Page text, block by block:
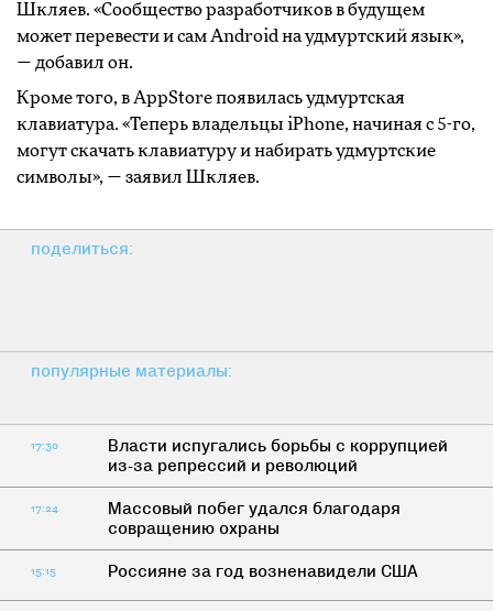
Шкляев. «Сообщество разработчиков в будущем
может перевести и сам Android на удмуртский язык»,
— добавил он.
Кроме того, в AppStore появилась удмуртская
клавиатура. «Теперь владельцы iPhone, начиная с 5-го,
могут скачать клавиатуру и набирать удмуртские
символы», — заявил Шкляев.
поделиться:
популярные материалы:
17:30
Власти испугались борьбы с коррупцией
из-за репрессий и революций
17:24
Массовый побег удался благодаря
совращению охраны
15:15 Россияне за год возненавидели США